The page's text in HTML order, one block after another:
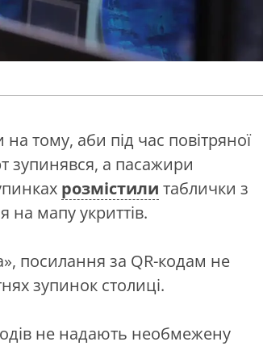
тому, аби під час повітряної
зупинявся, а пасажири
розмістили таблички з
мапу укриттів.
посилання за QR-кодам не
зупинок столиці.
не надають необмежену